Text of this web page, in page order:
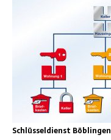
Schlüsseldienst Böblingen